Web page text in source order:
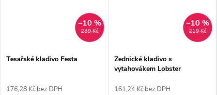
239 Kč
–10 %
Tesařské kladivo Festa
176,28 Kč bez DPH
219 Kč
–10 %
Zednické kladivo s
vytahovákem Lobster
161,24 Kč bez DPH